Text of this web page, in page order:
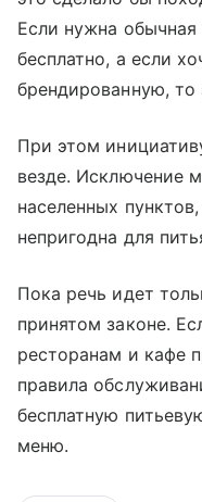
Если нужна
бесплатно, а если
брендированную, то
При этом
везде. Исключение
населенных
непригодна для
Пока речь идет
принятом законе.
ресторанам и кафе
правила
бесплатную
меню.